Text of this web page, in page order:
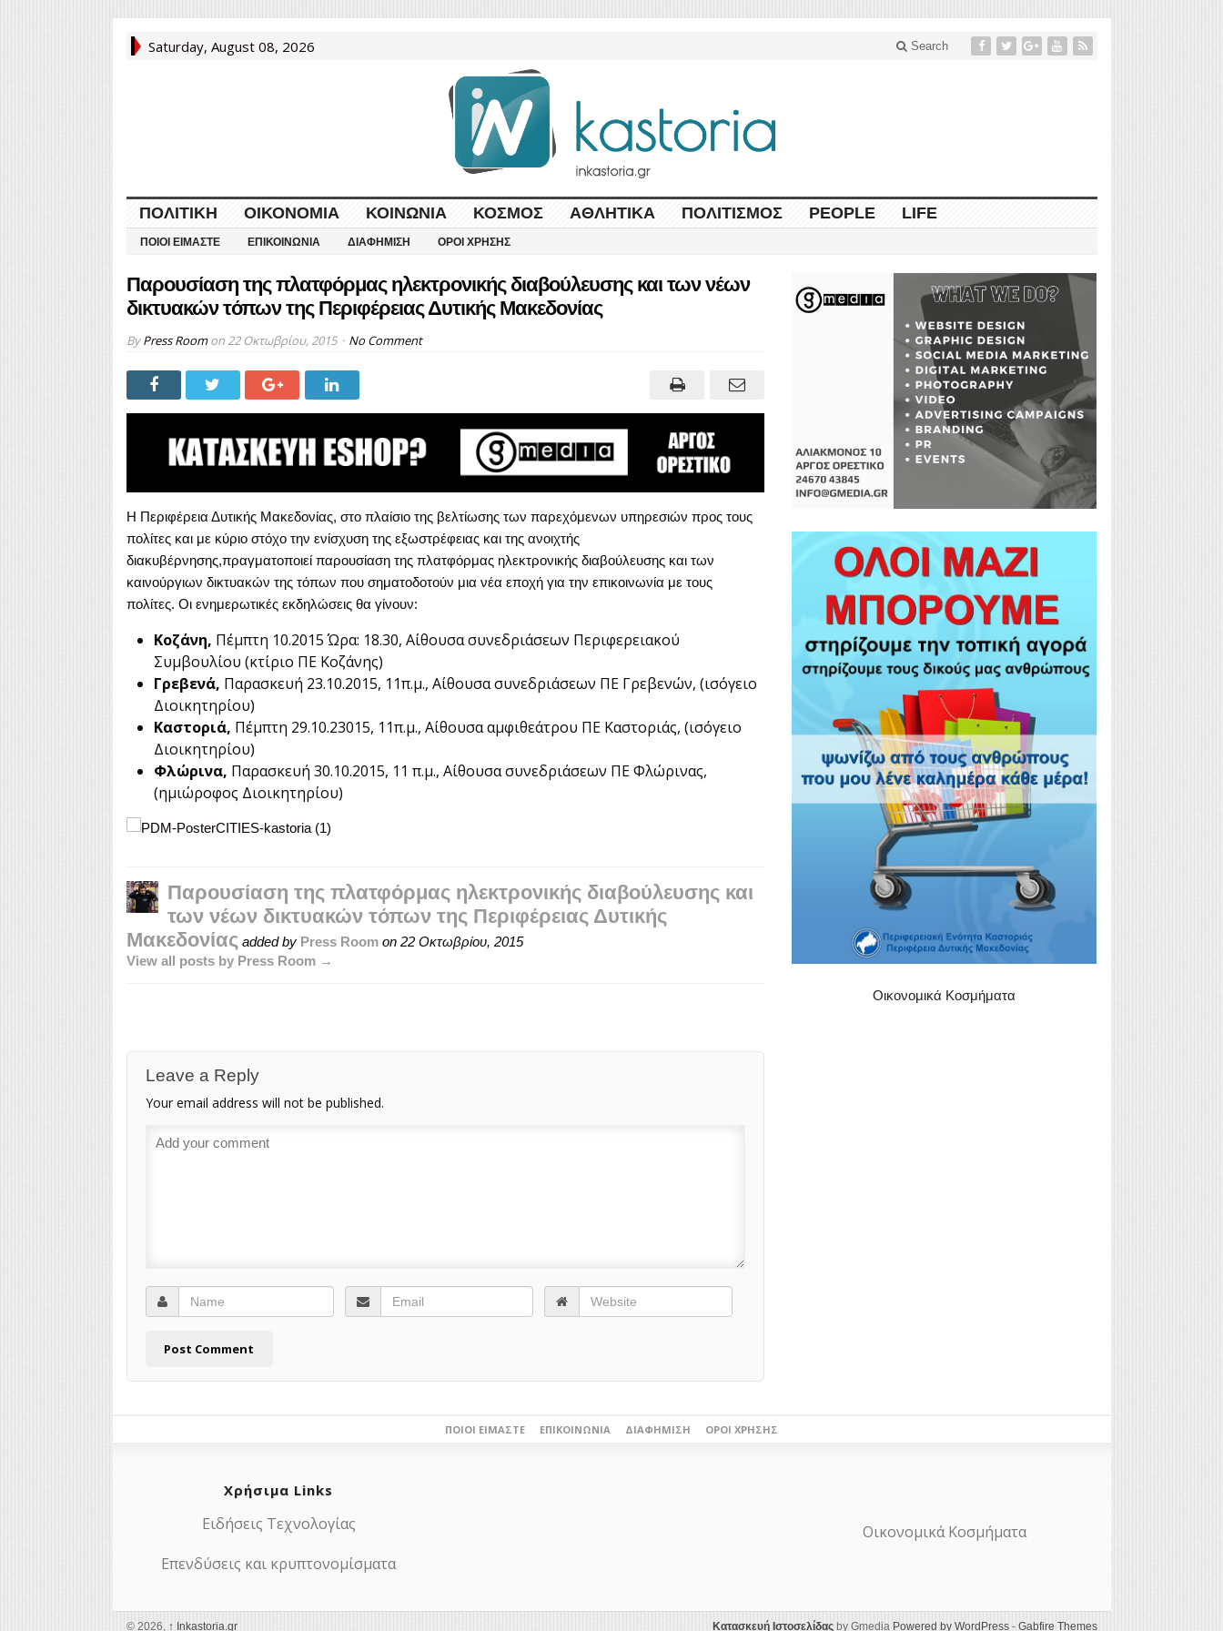
Saturday, August 08, 2026 Search
ΠΟΛΙΤΙΚΉ ΟΙΚΟΝΟΜΊΑ ΚΟΙΝΩΝΊΑ ΚΌΣΜΟΣ ΑΘΛΗΤΙΚΆ ΠΟΛΙΤΙΣΜΌΣ PEOPLE LIFE
ΠΟΙΟΙ ΕΊΜΑΣΤΕ ΕΠΙΚΟΙΝΩΝΊΑ ΔΙΑΦΉΜΙΣΗ ΌΡΟΙ ΧΡΉΣΗΣ
Παρουσίαση της πλατφόρμας ηλεκτρονικής διαβούλευσης και των νέων
δικτυακών τόπων της Περιφέρειας Δυτικής Μακεδονίας
ByPress Roomon 22 Οκτωβρίου, 2015 No Comment
Η Περιφέρεια Δυτικής Μακεδονίας, στο πλαίσιο της βελτίωσης των παρεχόμενων υπηρεσιών προς τους
πολίτες και με κύριο στόχο την ενίσχυση της εξωστρέφειας και της ανοιχτής
διακυβέρνησης,πραγματοποιεί παρουσίαση της πλατφόρμας ηλεκτρονικής διαβούλευσης και των
καινούργιων δικτυακών της τόπων που σηματοδοτούν μια νέα εποχή για την επικοινωνία με τους
πολίτες. Οι ενημερωτικές εκδηλώσεις θα γίνουν:
Κοζάνη, Πέμπτη 10.2015 Ώρα: 18.30, Αίθουσα συνεδριάσεων Περιφερειακού
Συμβουλίου (κτίριο ΠΕ Κοζάνης)
Γρεβενά, Παρασκευή 23.10.2015, 11π.μ., Αίθουσα συνεδριάσεων ΠΕ Γρεβενών, (ισόγειο
Διοικητηρίου)
Καστοριά, Πέμπτη 29.10.23015, 11π.μ., Αίθουσα αμφιθεάτρου ΠΕ Καστοριάς, (ισόγειο
Διοικητηρίου)
Φλώρινα, Παρασκευή 30.10.2015, 11 π.μ., Αίθουσα συνεδριάσεων ΠΕ Φλώρινας,
(ημιώροφος Διοικητηρίου)
Παρουσίαση της πλατφόρμας ηλεκτρονικής διαβούλευσης και
των νέων δικτυακών τόπων της Περιφέρειας Δυτικής
Μακεδονίας added by Press Roomon 22 Οκτωβρίου, 2015
View all posts by Press Room →
Leave a Reply
Your email address will not be published.
Οικονομικά Κοσμήματα
ΠΟΙΟΙ ΕΊΜΑΣΤΕ ΕΠΙΚΟΙΝΩΝΊΑ ΔΙΑΦΉΜΙΣΗ ΌΡΟΙ ΧΡΉΣΗΣ
Χρήσιμα Links
Ειδήσεις Τεχνολογίας
Επενδύσεις και κρυπτονομίσματα
Οικονομικά Κοσμήματα
© 2026, ↑ Ιnkastoria.gr Κατασκευή Ιστοσελίδαςby Gmedia Powered by WordPress- Gabfire Themes